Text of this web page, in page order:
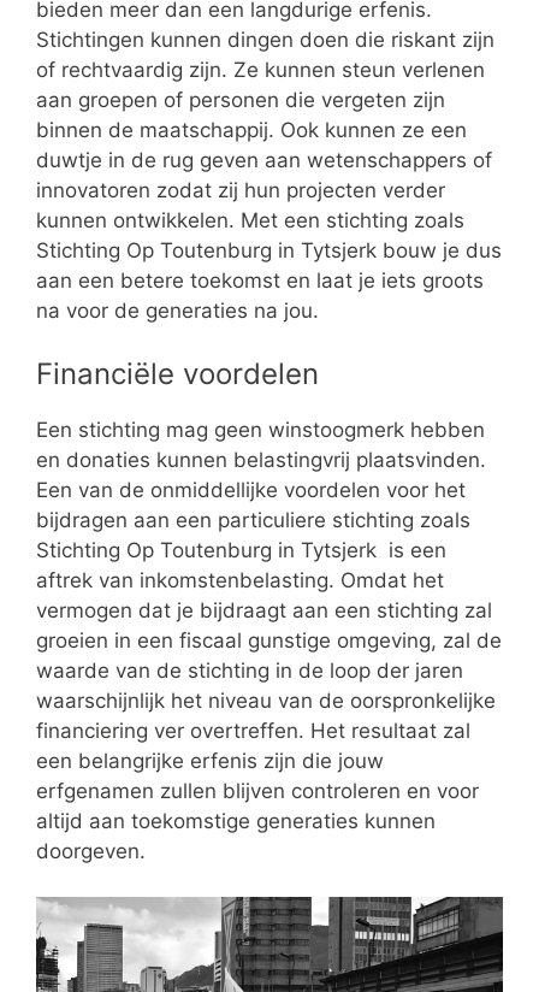
bieden meer dan een langdurige erfenis.
Stichtingen kunnen dingen doen die riskant zijn
of rechtvaardig zijn. Ze kunnen steun verlenen
aan groepen of personen die vergeten zijn
binnen de maatschappij. Ook kunnen ze een
duwtje in de rug geven aan wetenschappers of
innovatoren zodat zij hun projecten verder
kunnen ontwikkelen. Met een stichting zoals
Stichting Op Toutenburg in Tytsjerk bouw je dus
aan een betere toekomst en laat je iets groots
na voor de generaties na jou.
Financiële voordelen
Een stichting mag geen winstoogmerk hebben
en donaties kunnen belastingvrij plaatsvinden.
Een van de onmiddellijke voordelen voor het
bijdragen aan een particuliere stichting zoals
Stichting Op Toutenburg in Tytsjerk is een
aftrek van inkomstenbelasting. Omdat het
vermogen dat je bijdraagt aan een stichting zal
groeien in een fiscaal gunstige omgeving, zal de
waarde van de stichting in de loop der jaren
waarschijnlijk het niveau van de oorspronkelijke
financiering ver overtreffen. Het resultaat zal
een belangrijke erfenis zijn die jouw
erfgenamen zullen blijven controleren en voor
altijd aan toekomstige generaties kunnen
doorgeven.